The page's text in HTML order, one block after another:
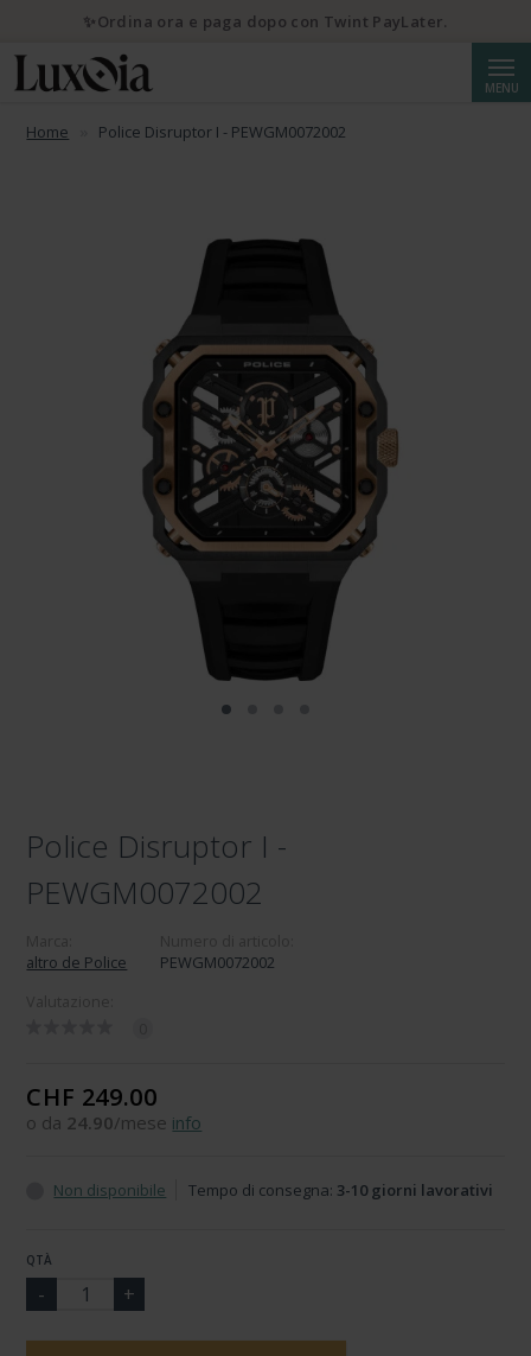
MENU
Home Police Disruptor I - PEWGM0072002
Police Disruptor I -
PEWGM0072002
altro de Police
PEWGM0072002
CHF 249.00
o da 24.90/mese info
Non disponibile Tempo di consegna: 3-10 giorni lavorativi
QTÀ
✨Ordina ora e paga dopo con Twint PayLater.